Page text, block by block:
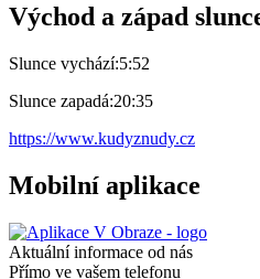
Východ a západ
Slunce vychází:5:52
Slunce zapadá:20:35
https://www.kudyznudy.cz
Mobilní aplikace
Aktuální informace od nás
Přímo ve vašem telefonu